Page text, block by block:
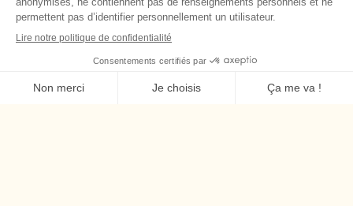
groups for adolescents with
immigration with latino families. Art Therapy 29(3): 120-
126. DOI:10.1080/07421656.2012.701603